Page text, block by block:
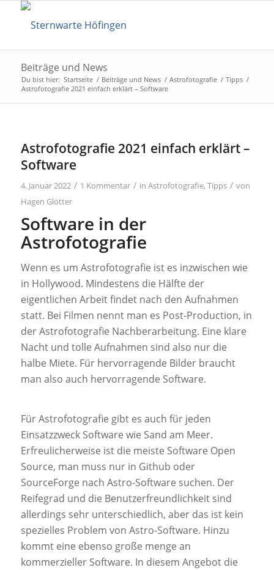
Beiträge und News
Du bist hier: Startseite / Beiträge und News / Astrofotografie / Tipps /
Astrofotografie 2021 einfach erklärt – Software
Astrofotografie 2021 einfach erklärt –
Software
4. Januar 2022 / 1 Kommentar / in Astrofotografie, Tipps / von
Hagen Glötter
Software in der
Astrofotografie
Wenn es um Astrofotografie ist es inzwischen wie
in Hollywood. Mindestens die Hälfte der
eigentlichen Arbeit findet nach den Aufnahmen
statt. Bei Filmen nennt man es Post-Production, in
der Astrofotografie Nachberarbeitung. Eine klare
Nacht und tolle Aufnahmen sind also nur die
halbe Miete. Für hervorragende Bilder braucht
man also auch hervorragende Software.
Für Astrofotografie gibt es auch für jeden
Einsatzzweck Software wie Sand am Meer.
Erfreulicherweise ist die meiste Software Open
Source, man muss nur in Github oder
SourceForge nach Astro-Software suchen. Der
Reifegrad und die Benutzerfreundlichkeit sind
allerdings sehr unterschiedlich, aber das ist kein
spezielles Problem von Astro-Software. Hinzu
kommt eine ebenso große menge an
kommerzieller Software. In diesem Angebot die